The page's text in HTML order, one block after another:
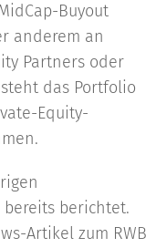
Buyout
anderem an
Partners oder
das Portfolio
Equity-
berichtet.
Artikel zum RWB